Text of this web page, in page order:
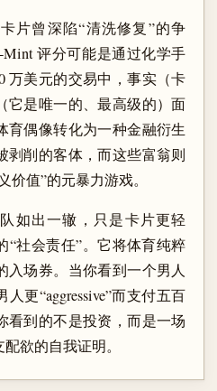
片曾深陷“清洗修复”的争
评分可能是通过化学手
万美元的交易中，事实（卡
它是唯一的、最高级的）面
育偶像转化为一种金融衍生
剥削的客体，而这些富翁则
值”的元暴力游戏。
如出一辙，只是卡片更轻
“社会责任”。它将体育纯粹
入场券。当你看到一个男人
更“aggressive”而支付五百
看到的不是投资，而是一场
欲的自我证明。